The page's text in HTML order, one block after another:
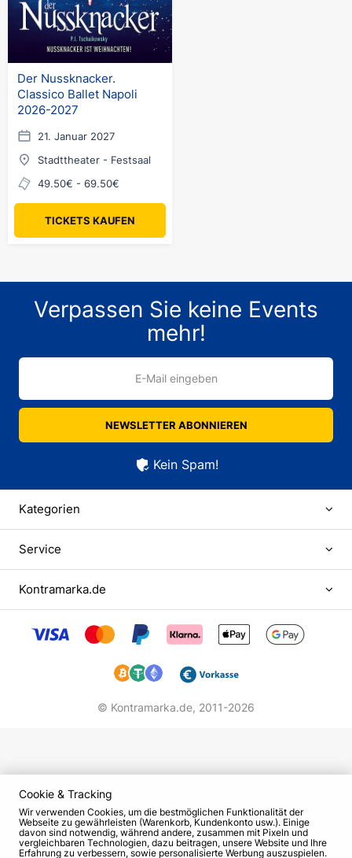
Der Nussknacker.
Classico Ballet Napoli
2026-2027
21. Januar 2027
Stadttheater - Festsaal
49.50€ - 69.50€
TICKETS KAUFEN
Verpassen Sie keine Events
mehr!
E-Mail eingeben
NEWSLETTER ABONNIEREN
Kein Spam!
Kategorien
Service
Kontramarka.de
© Kontramarka.de, 2011-2026
Cookie & Tracking
Wir verwenden Cookies, um die bestmöglichen Funktionalität der
Webseite zu gewährleisten (Warenkorb, Kundenkonto usw.). Einige
davon sind notwendig, während andere, zusammen mit Pixeln und
vergleichbaren Technologien, dazu beitragen, unsere Website und Ihre
Erfahrung zu verbessern, sowie personalisierte Werbung auszuspielen.